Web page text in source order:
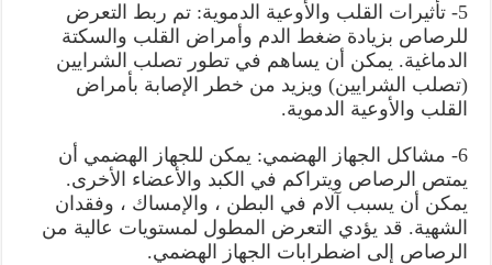
5- تأثيرات القلب والأوعية الدموية: تم ربط التعرض
للرصاص بزيادة ضغط الدم وأمراض القلب والسكتة
الدماغية. يمكن أن يساهم في تطور تصلب الشرايين
(تصلب الشرايين) ويزيد من خطر الإصابة بأمراض
القلب والأوعية الدموية.
6- مشاكل الجهاز الهضمي: يمكن للجهاز الهضمي أن
يمتص الرصاص ويتراكم في الكبد والأعضاء الأخرى.
يمكن أن يسبب آلام في البطن ، والإمساك ، وفقدان
الشهية. قد يؤدي التعرض المطول لمستويات عالية من
الرصاص إلى اضطرابات الجهاز الهضمي.